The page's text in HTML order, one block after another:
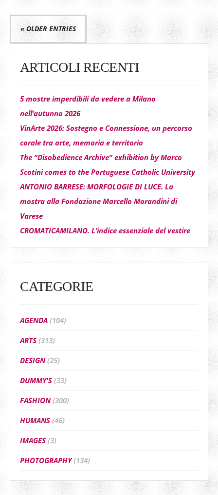
« OLDER ENTRIES
ARTICOLI RECENTI
5 mostre imperdibili da vedere a Milano
nell’autunno 2026
VinArte 2026: Sostegno e Connessione, un percorso
corale tra arte, memoria e territorio
The “Disobedience Archive” exhibition by Marco
Scotini comes to the Portuguese Catholic University
ANTONIO BARRESE: MORFOLOGIE DI LUCE. La
mostra alla Fondazione Marcello Morandini di
Varese
CROMATICAMILANO. L’indice essenziale del vestire
CATEGORIE
AGENDA (104)
ARTS (313)
DESIGN(25)
DUMMY'S (33)
FASHION(300)
HUMANS (46)
IMAGES (3)
PHOTOGRAPHY(134)